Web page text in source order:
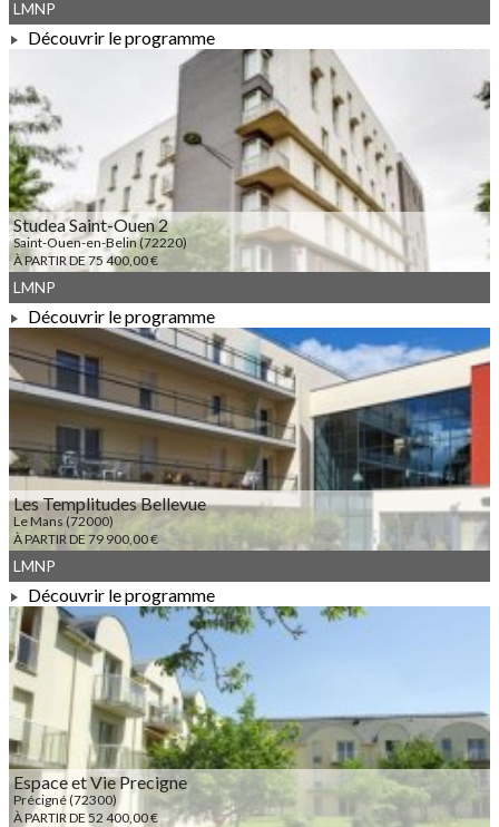
À PARTIR DE 47 400,00 €
LMNP
Découvrir le programme
Studea Saint-Ouen 2
Saint-Ouen-en-Belin (72220)
À PARTIR DE 75 400,00 €
À PARTIR DE 75 400,00 €
LMNP
Découvrir le programme
Les Templitudes Bellevue
Le Mans (72000)
À PARTIR DE 79 900,00 €
À PARTIR DE 79 900,00 €
LMNP
Découvrir le programme
Espace et Vie Precigne
Précigné (72300)
À PARTIR DE 52 400,00 €